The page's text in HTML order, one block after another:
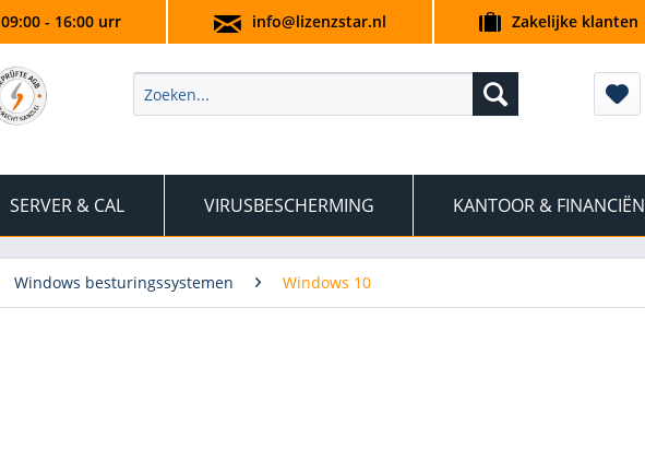
- 16:00 urr info@lizenzstar.nl Zakelijke klanten
SERVER & CAL VIRUSBESCHERMING KANTOOR & FINANCIËN
Windows besturingssystemen Windows 10